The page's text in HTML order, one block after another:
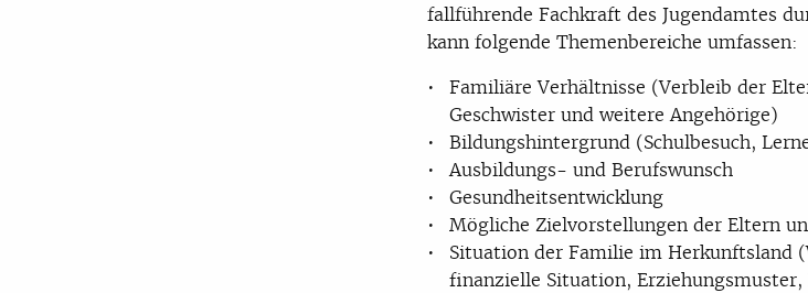
fallführende Fachkraft des Jugendamtes
kann folgende Themenbereiche umfassen:
Familiäre Verhältnisse (Verbleib der
Geschwister und weitere Angehörige)
Bildungshintergrund (Schulbesuch,
Ausbildungs- und Berufswunsch
Gesundheitsentwicklung
Mögliche Zielvorstellungen der Eltern
Situation der Familie im Herkunftsland
finanzielle Situation,